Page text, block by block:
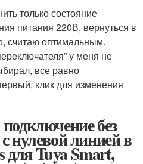
только состояние
питания 220В, вернуться в
считаю оптимальным.
у меня не
все равно
клик для изменения
без
нулевой линией в
для Tuya Smart,